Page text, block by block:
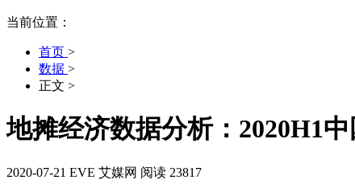
当前位置：
首页 >
数据 >
正文 >
地摊经济数据分析：2020H1
2020-07-21 EVE 艾媒网 阅读 23817